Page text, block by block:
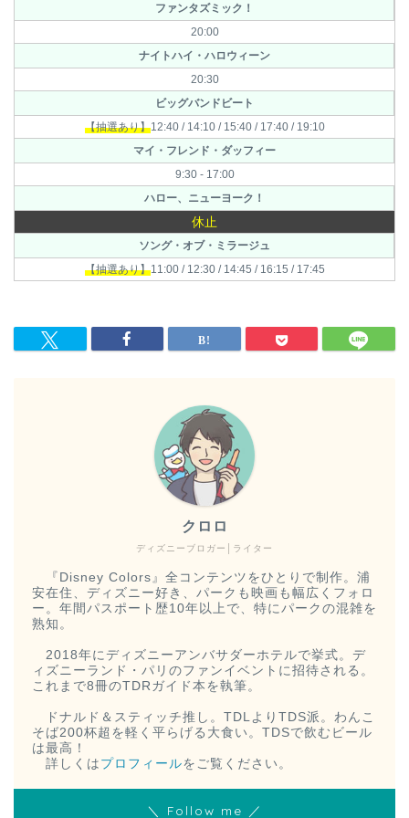
ファンタズミック！
20:00
ナイトハイ・ハロウィーン
20:30
ビッグバンドビート
【抽選あり】12:40 / 14:10 / 15:40 / 17:40 / 19:10
マイ・フレンド・ダッフィー
9:30 - 17:00
ハロー、ニューヨーク！
休止
ソング・オブ・ミラージュ
【抽選あり】11:00 / 12:30 / 14:45 / 16:15 / 17:45
ディズニーブロガー│ライター
クロロ
『Disney Colors』全コンテンツをひとりで制作。浦
安在住、ディズニー好き、パークも映画も幅広くフォロ
ー。年間パスポート歴10年以上で、特にパークの混雑を
熟知。
2018年にディズニーアンバサダーホテルで挙式。デ
ィズニーランド・パリのファンイベントに招待される。
これまで8冊のTDRガイド本を執筆。
ドナルド＆スティッチ推し。TDLよりTDS派。わんこ
そば200杯超を軽く平らげる大食い。TDSで飲むビール
は最高！
詳しくは プロフィールをご覧ください。
＼ Follow me ／